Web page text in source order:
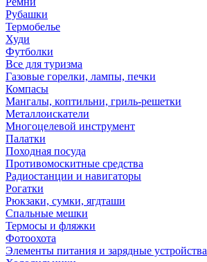
Рубашки
Термобелье
Худи
Футболки
Все для туризма
Газовые горелки, лампы, печки
Компасы
Мангалы, коптильни, гриль-решетки
Металлоискатели
Многоцелевой инструмент
Палатки
Походная посуда
Противомоскитные средства
Радиостанции и навигаторы
Рогатки
Рюкзаки, сумки, ягдташи
Спальные мешки
Термосы и фляжки
Фотоохота
Элементы питания и зарядные устройства